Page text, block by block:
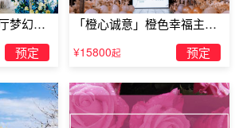
店潮州呈祥公寓
梦幻主
预定
「橙心诚意」橙色幸福主题
¥15800起 预定